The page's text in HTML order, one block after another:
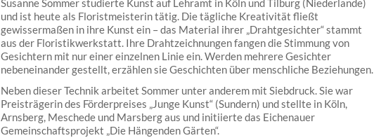
Susanne Sommer studierte Kunst auf Lehramt in Köln und Tilburg (Niederlande)
und ist heute als Floristmeisterin tätig. Die tägliche Kreativität fließt
gewissermaßen in ihre Kunst ein – das Material ihrer „Drahtgesichter“ stammt
aus der Floristikwerkstatt. Ihre Drahtzeichnungen fangen die Stimmung von
Gesichtern mit nur einer einzelnen Linie ein. Werden mehrere Gesichter
nebeneinander gestellt, erzählen sie Geschichten über menschliche Beziehungen.
Neben dieser Technik arbeitet Sommer unter anderem mit Siebdruck. Sie war
Preisträgerin des Förderpreises „Junge Kunst“ (Sundern) und stellte in Köln,
Arnsberg, Meschede und Marsberg aus und initiierte das Eichenauer
Gemeinschaftsprojekt „Die Hängenden Gärten“.